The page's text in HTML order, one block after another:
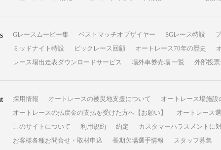
Gレースムービー集 ベストマッチオブザイヤー SGレース特設
ミッドナイト特設
ビックレース回顧 オートレース70年の歴史
レース場出走表ダウンロードサービス
場外車券売場 一覧 外部投
採用情報 オートレースの被災地支援について
オートレース場施
オートレースの払戻金の支払を受けた方へ【お願い】
オートレース
このサイトについて
利用規約 約定
カスタマーハラスメントに
お客様各種お問合せ・取材申込
長期欠場選手情報 スタッフ募集